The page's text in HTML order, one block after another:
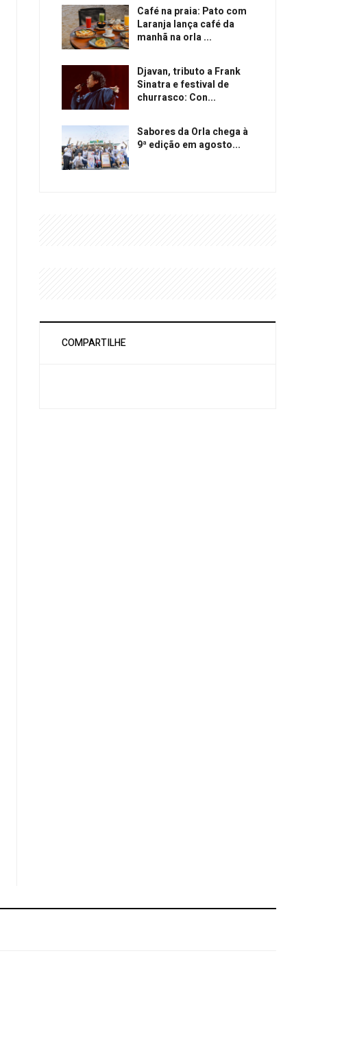
Café na praia: Pato com
Laranja lança café da
manhã na orla ...
Djavan, tributo a Frank
Sinatra e festival de
churrasco: Con...
Sabores da Orla chega à
9ª edição em agosto...
COMPARTILHE